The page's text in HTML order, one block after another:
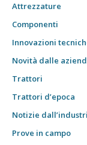
Attrezzature
Componenti
Innovazioni
Novità dalle
Trattori
Trattori d’epoca
Notizie
Prove in campo